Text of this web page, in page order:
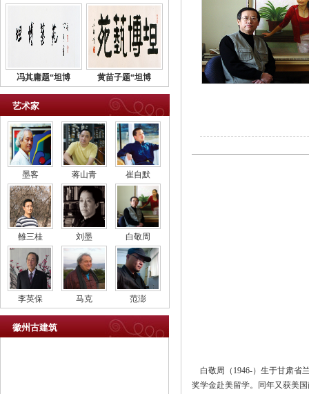
冯其庸题“坦博 黄苗子题“坦博
艺术家
墨客 蒋山青 崔自默
雒三桂 刘墨 白敬周
李英保 马克 范澎
徽州古建筑
白敬周（1946-）生于甘肃省
奖学金赴美留学。同年又获美